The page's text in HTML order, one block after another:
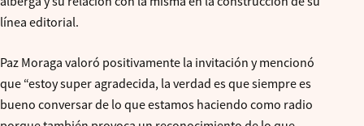
línea editorial.
Paz Moraga valoró positivamente la invitación y mencionó
que “estoy super agradecida, la verdad es que siempre es
bueno conversar de lo que estamos haciendo como radio